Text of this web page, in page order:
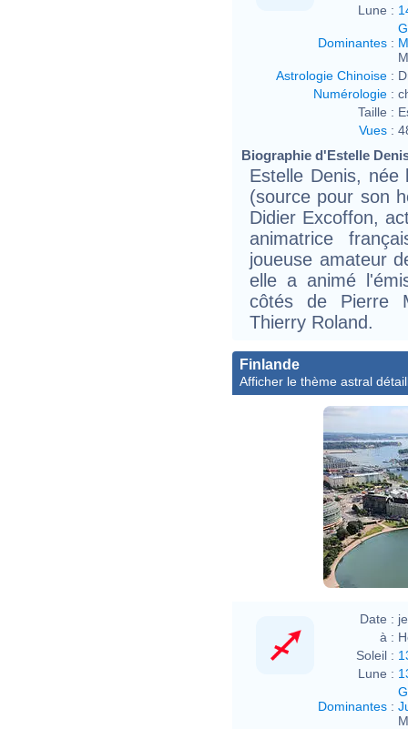
Lune :
Dominantes :
Astrologie Chinoise :
Numérologie :
Taille :
Vues :
Biographie d'Estelle
Estelle Denis,
(source pour son
Didier Excoffon,
animatrice
joueuse amateur
elle a animé
côtés de Pierre
Thierry Roland.
Finlande
Afficher le thème astral
Date :
à :
Soleil :
Lune :
Dominantes :